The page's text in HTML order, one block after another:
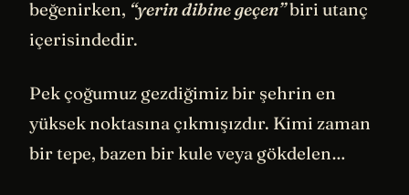
beğenirken, “yerin dibine geçen”biri utanç
içerisindedir.
Pek çoğumuz gezdiğimiz bir şehrin en
yüksek noktasına çıkmışızdır. Kimi zaman
bir tepe, bazen bir kule veya gökdelen…